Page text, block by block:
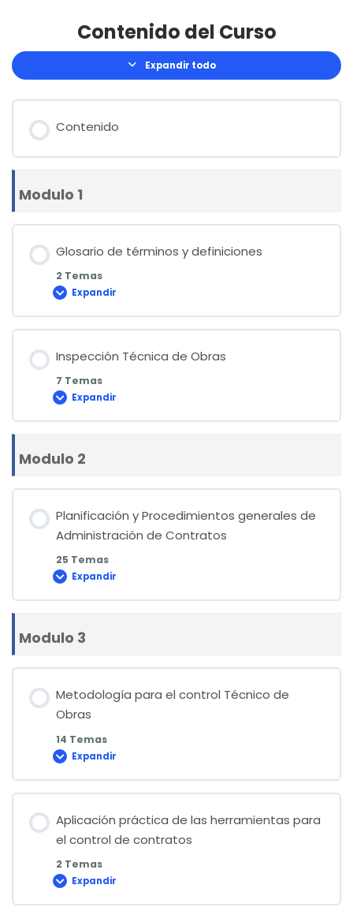
Contenido del Curso
Expandir todo
Lecciones
Contenido
Modulo 1
Glosario de términos y definiciones
2 Temas
Expandir
Glosario
términos
y
Inspección Técnica de Obras
7 Temas
Expandir
Inspección
de
Modulo 2
Planificación y Procedimientos generales de
Administración de Contratos
25 Temas
Expandir
Planificación
Procedimientos
Modulo 3
Metodología para el control Técnico de
Obras
14 Temas
Expandir
Metodología
el
control
de
Obras
Aplicación práctica de las herramientas para
el control de contratos
2 Temas
Expandir
Aplicación